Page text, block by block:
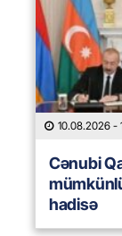
10.08.2026 -
Cənubi
hadisə